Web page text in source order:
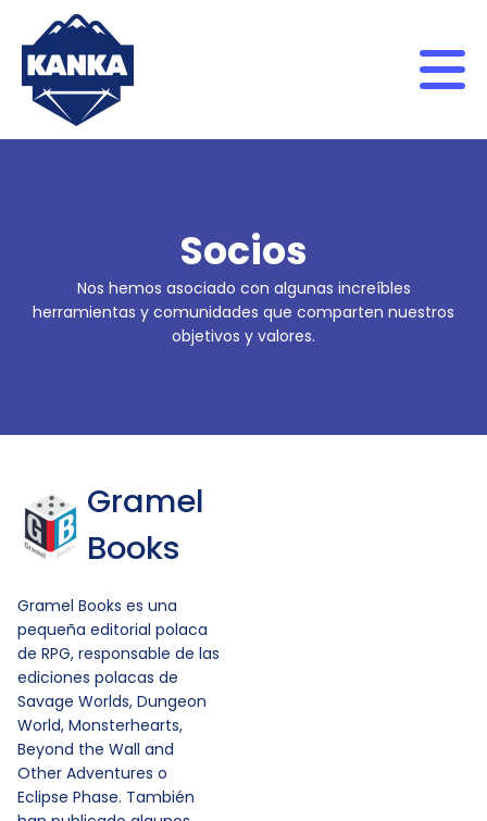
Skip to content
Socios
Nos hemos asociado con algunas increíbles
herramientas y comunidades que comparten nuestros
objetivos y valores.
Gramel
Books
Gramel Books es una
pequeña editorial polaca
de RPG, responsable de las
ediciones polacas de
Savage Worlds, Dungeon
World, Monsterhearts,
Beyond the Wall and
Other Adventures o
Eclipse Phase. También